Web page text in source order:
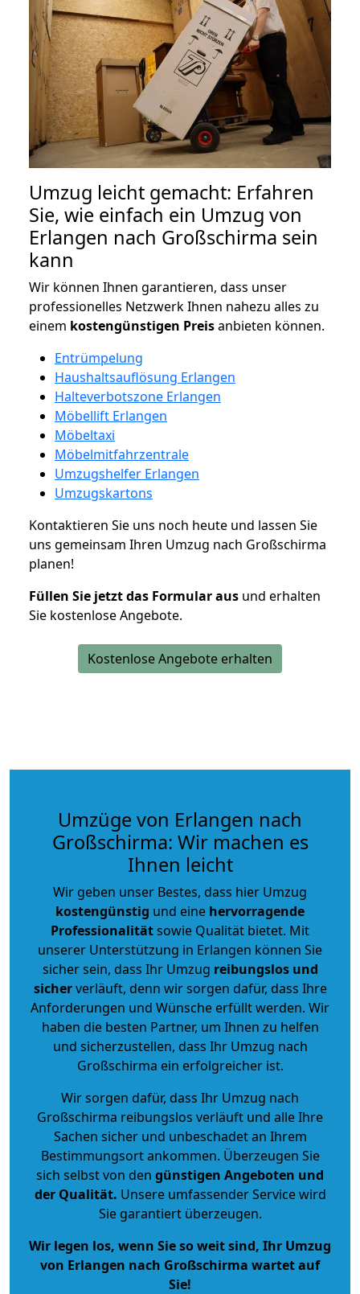
Umzug leicht gemacht: Erfahren
Sie, wie einfach ein Umzug von
Erlangen nach Großschirma sein
kann
Wir können Ihnen garantieren, dass unser
professionelles Netzwerk Ihnen nahezu alles zu
einem kostengünstigen Preisanbieten können.
Entrümpelung
Haushaltsauflösung Erlangen
Halteverbotszone Erlangen
Möbellift Erlangen
Möbeltaxi
Möbelmitfahrzentrale
Umzugshelfer Erlangen
Umzugskartons
Kontaktieren Sie uns noch heute und lassen Sie
uns gemeinsam Ihren Umzug nach Großschirma
planen!
Füllen Sie jetzt das Formular aus und erhalten
Sie kostenlose Angebote.
Kostenlose Angebote erhalten
Umzüge von Erlangen nach
Großschirma: Wir machen es
Ihnen leicht
Wir geben unser Bestes, dass hier Umzug
kostengünstig und eine hervorragende
Professionalitätsowie Qualität bietet. Mit
unserer Unterstützung in Erlangen können Sie
sicher sein, dass Ihr Umzug reibungslos und
sicherverläuft, denn wir sorgen dafür, dass Ihre
Anforderungen und Wünsche erfüllt werden. Wir
haben die besten Partner, um Ihnen zu helfen
und sicherzustellen, dass Ihr Umzug nach
Großschirma ein erfolgreicher ist.
Wir sorgen dafür, dass Ihr Umzug nach
Großschirma reibungslos verläuft und alle Ihre
Sachen sicher und unbeschadet an Ihrem
Bestimmungsort ankommen. Überzeugen Sie
sich selbst von den günstigen Angeboten und
der Qualität. Unsere umfassender Service wird
Sie garantiert überzeugen.
Wir legen los, wenn Sie so weit sind, Ihr Umzug
von Erlangen nach Großschirma wartet auf
Sie!